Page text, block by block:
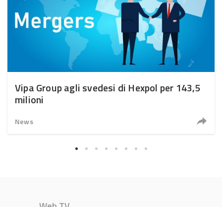
Vipa Group agli svedesi di Hexpol per 143,5
milioni
News